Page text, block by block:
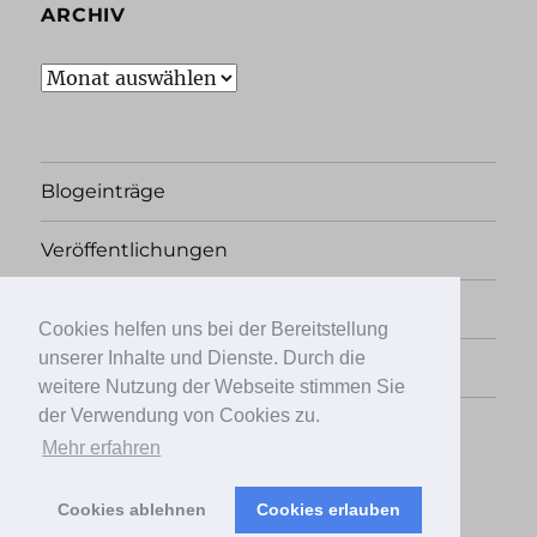
Cookies helfen uns bei der Bereitstellung
unserer Inhalte und Dienste. Durch die
weitere Nutzung der Webseite stimmen Sie
der Verwendung von Cookies zu.
Mehr erfahren
Cookies ablehnen Cookies erlauben
ARCHIV
Archiv
Blogeinträge
Veröffentlichungen
Übersicht
FacebookTwitter
Papierkrieg, der Literaturblog
Stolz präsentiert von